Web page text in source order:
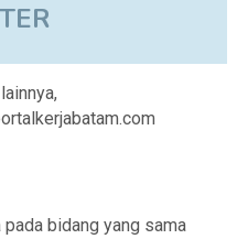
bidang yang sama